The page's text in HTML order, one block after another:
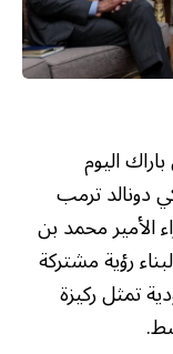
اليوم
دونالد ترمب
الأمير محمد بن
رؤية مشتركة
تمثل ركيزة